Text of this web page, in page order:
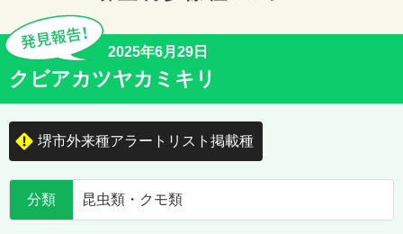
2025年6月29日
クビアカツヤカミキリ
堺市外来種アラートリスト掲載種
分類 昆虫類・クモ類